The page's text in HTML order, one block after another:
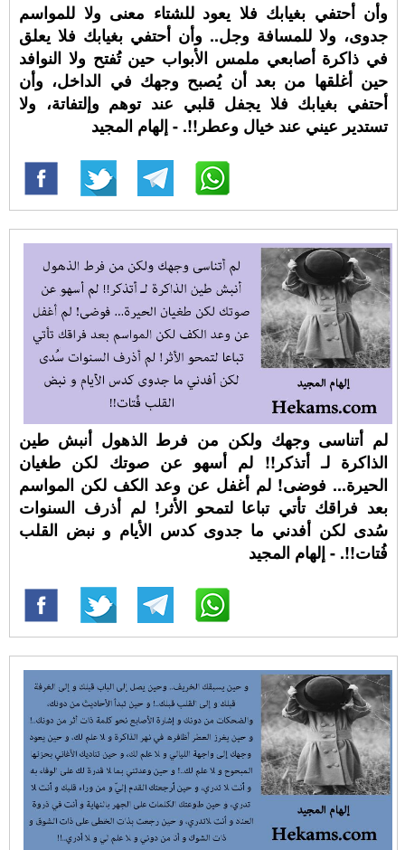
وأن أحتفي بغيابك فلا يعود للشتاء معنى ولا للمواسم
جدوى، ولا للمسافة وجل.. وأن أحتفي بغيابك فلا يعلق
في ذاكرة أصابعي ملمس الأبواب حين تُفتح ولا النوافد
حين أغلقها من بعد أن يُصبح وجهك في الداخل، وأن
أحتفي بغيابك فلا يجفل قلبي عند توهم وإلتفاتة، ولا
تستدير عيني عند خيال وعطر!!. - إلهام المجيد
لم أتناسى وجهك ولكن من فرط الذهول أنبش طين
الذاكرة لـ أتذكر!! لم أسهو عن صوتك لكن طغيان
الحيرة... فوضى! لم أغفل عن وعد الكف لكن المواسم
بعد فراقك تأتي تباعا لتمحو الأثر! لم أذرف السنوات
سُدى لكن أفدني ما جدوى كدس الأيام و نبض القلب
فُتات!!. - إلهام المجيد